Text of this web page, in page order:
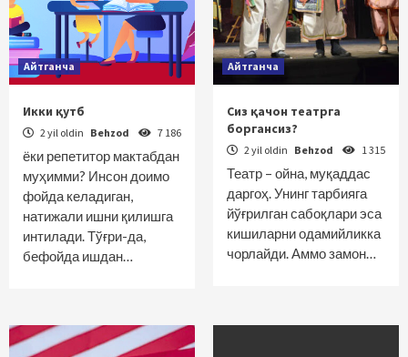
Айтганча
Икки қутб
2 yil oldin Behzod 7 186
ёки репетитор мактабдан
муҳимми? Инсон доимо
фойда келадиган,
натижали ишни қилишга
интилади. Тўғри-да,
бефойда ишдан…
Айтганча
Сиз қачон театрга
боргансиз?
2 yil oldin Behzod 1 315
Театр – ойна, муқаддас
даргоҳ. Унинг тарбияга
йўғрилган сабоқлари эса
кишиларни одамийликка
чорлайди. Аммо замон…